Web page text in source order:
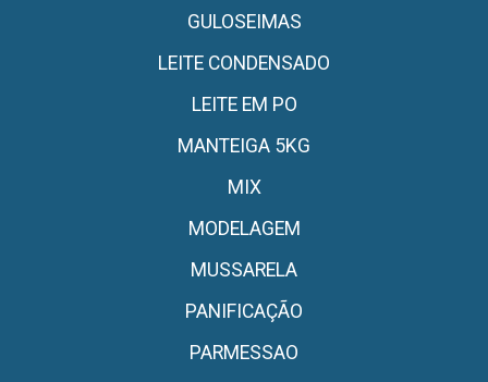
GULOSEIMAS
LEITE CONDENSADO
LEITE EM PO
MANTEIGA 5KG
MIX
MODELAGEM
MUSSARELA
PANIFICAÇÃO
PARMESSAO